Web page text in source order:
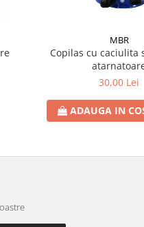
MBR
Copilas cu caciulita
30,00 Lei
ADAUGA IN